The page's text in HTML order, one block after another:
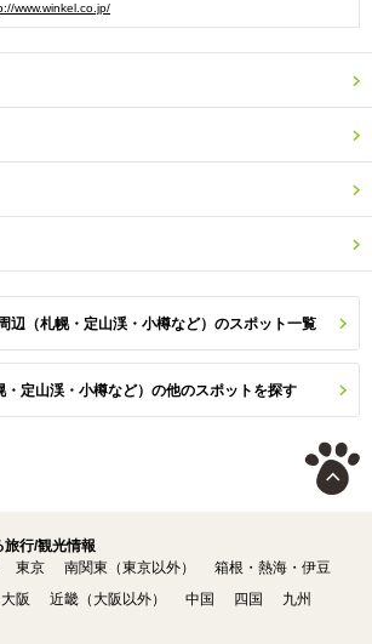
www.winkel.co.jp/
辺（札幌・定山渓・小樽など）のスポット一覧
・定山渓・小樽など）の他のスポットを探す
行/観光情報
東京 南関東（東京以外）
箱根・熱海・伊豆
大阪 近畿（大阪以外） 中国 四国
九州